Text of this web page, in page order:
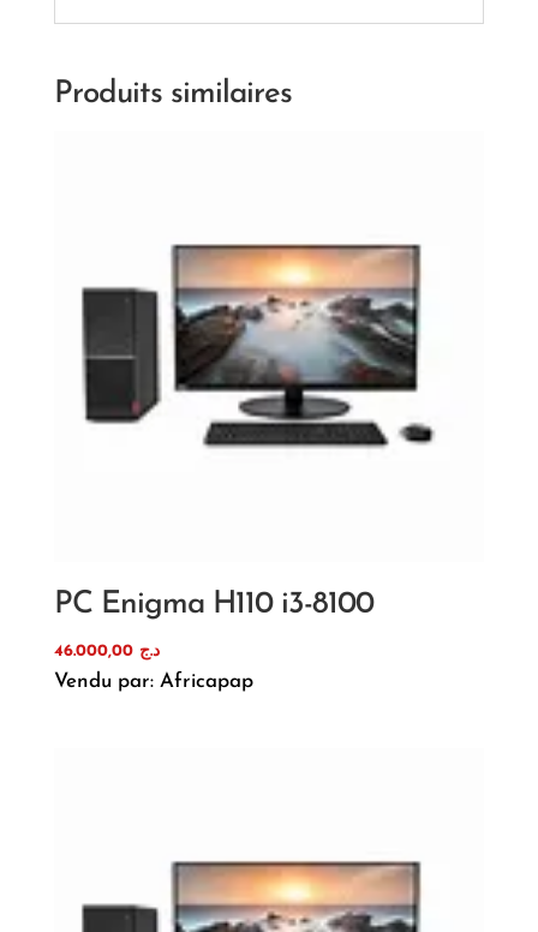
Produits similaires
PC Enigma H110 i3-8100
د.ج 46.000,00
Vendu par: Africapap